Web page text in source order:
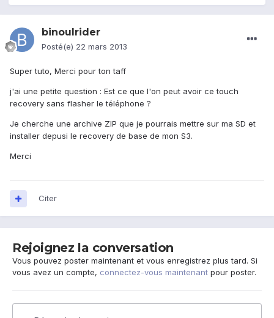
binoulrider
Posté(e) 22 mars 2013
Super tuto, Merci pour ton taff
j'ai une petite question : Est ce que l'on peut avoir ce touch
recovery sans flasher le téléphone ?
Je cherche une archive ZIP que je pourrais mettre sur ma SD et
installer depusi le recovery de base de mon S3.
Merci
Citer
Rejoignez la conversation
Vous pouvez poster maintenant et vous enregistrez plus tard. Si
vous avez un compte, connectez-vous maintenant pour poster.